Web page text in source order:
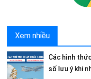
Xem nhiều
Các hình
số lưu ý khi